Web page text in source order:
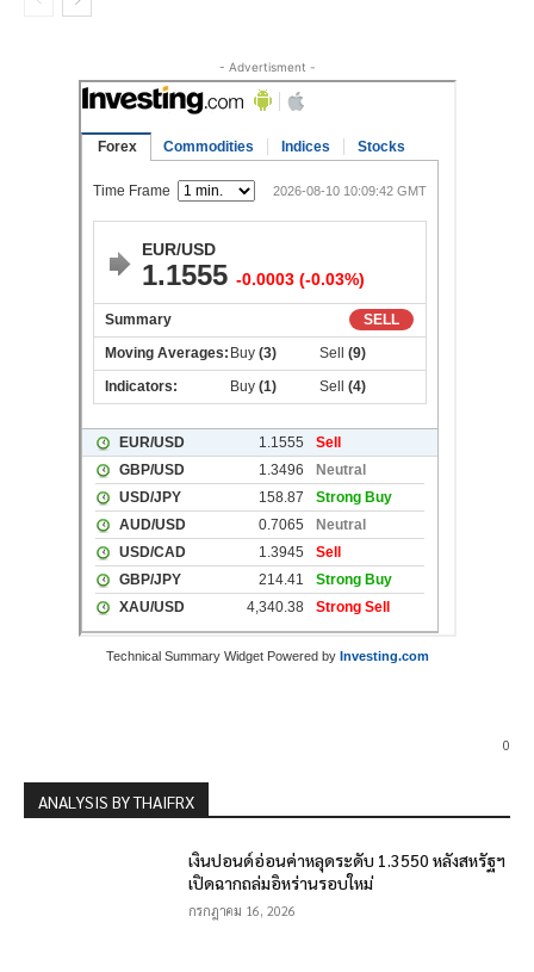
- Advertisment -
Technical Summary Widget Powered by Investing.com
0
ANALYSIS BY THAIFRX
เงินปอนด์อ่อนค่าหลุดระดับ 1.3550 หลังสหรัฐฯ
เปิดฉากถล่มอิหร่านรอบใหม่
กรกฎาคม 16, 2026